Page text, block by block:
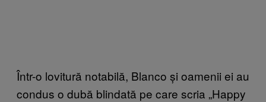
Într-o lovitură notabilă, Blanco și oamenii ei au
condus o dubă blindată pe care scria „Happy